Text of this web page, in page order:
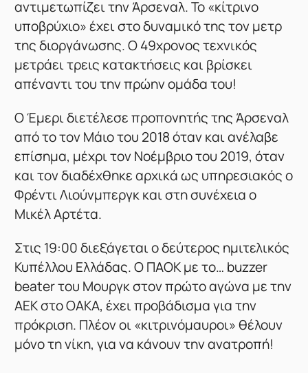
αντιμετωπίζει την Άρσεναλ. Το «κίτρινο
υποβρύχιο» έχει στο δυναμικό της τον μετρ
της διοργάνωσης. Ο 49χρονος τεχνικός
μετράει τρεις κατακτήσεις και βρίσκει
απέναντι του την πρώην ομάδα του!
Ο Έμερι διετέλεσε προπονητής της Άρσεναλ
από το τον Μάιο του 2018 όταν και ανέλαβε
επίσημα, μέχρι τον Νοέμβριο του 2019, όταν
και τον διαδέχθηκε αρχικά ως υπηρεσιακός ο
Φρέντι Λιούνμπεργκ και στη συνέχεια ο
Μικέλ Αρτέτα.
Στις 19:00 διεξάγεται ο δεύτερος ημιτελικός
Κυπέλλου Ελλάδας. Ο ΠΑΟΚ με το… buzzer
beater του Μουργκ στον πρώτο αγώνα με την
ΑΕΚ στο ΟΑΚΑ, έχει προβάδισμα για την
πρόκριση. Πλέον οι «κιτρινόμαυροι» θέλουν
μόνο τη νίκη, για να κάνουν την ανατροπή!